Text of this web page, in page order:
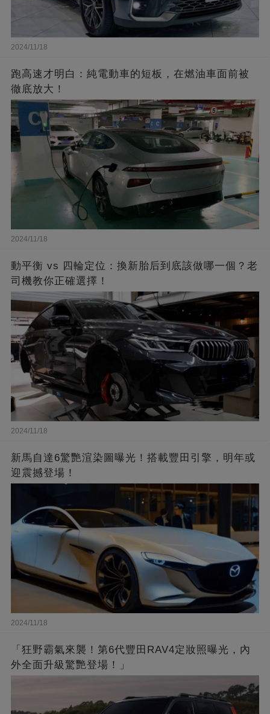
2024/11/18
跑高速才明白：純電動車的短板，在燃油車面前被
徹底放大！
2024/11/18
動平衡 vs 四輪定位：換新胎后到底該做哪一個？老
司機教你正確選擇！
2024/11/18
新馬自達6驚艷渲染圖曝光！搭載豐田引擎，明年或
迎震撼登場！
2024/11/18
「狂野霸氣來襲！第6代豐田RAV4定妝照曝光，內
外全面升級驚艷登場！」